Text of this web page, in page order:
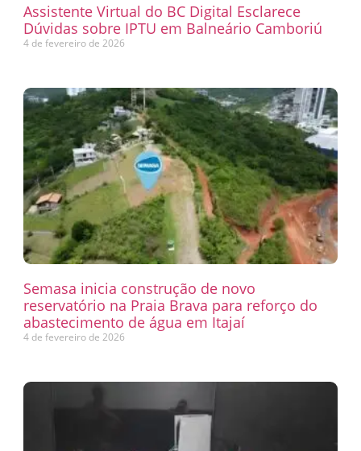
Assistente Virtual do BC Digital Esclarece
Dúvidas sobre IPTU em Balneário Camboriú
4 de fevereiro de 2026
Semasa inicia construção de novo
reservatório na Praia Brava para reforço do
abastecimento de água em Itajaí
4 de fevereiro de 2026